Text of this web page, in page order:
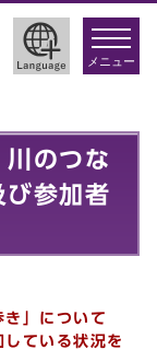
toggle
メニュー
川のつな
び参加者
」について
ている状況を